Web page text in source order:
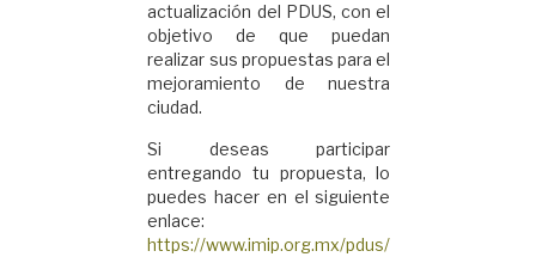
actualización del PDUS, con el
objetivo de que puedan
realizar sus propuestas para el
mejoramiento de nuestra
ciudad.
Si deseas participar
entregando tu propuesta, lo
puedes hacer en el siguiente
enlace:
https://www.imip.org.mx/pdus/